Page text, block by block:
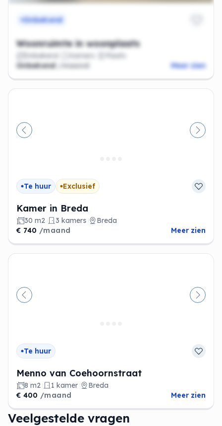
Onbekend
Woonruimte in woonplaats
Onbekend Kamers
Plaats
Onbekend
/maand Meer zien
Vorige
Te huur Exclusief
Kamer in Breda
30 m2 3 kamers
Breda
€ 740 /maand Meer zien
Vorige
Te huur
Menno van Coehoornstraat
8 m2 1 kamer
Breda
€ 400 /maand Meer zien
Veelgestelde vragen